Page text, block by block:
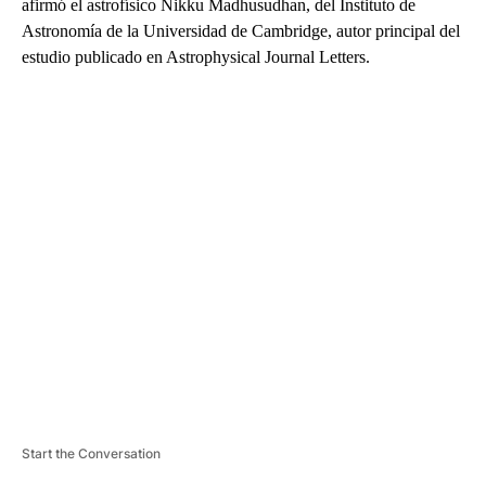
afirmó el astrofísico Nikku Madhusudhan, del Instituto de
Astronomía de la Universidad de Cambridge, autor principal del
estudio publicado en Astrophysical Journal Letters.
Start the Conversation